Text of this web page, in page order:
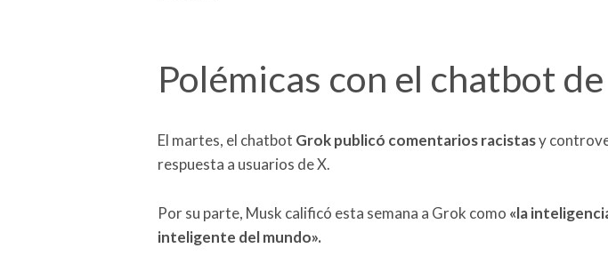
Polémicas con el chatbot
El martes, el chatbot Grok publicó comentarios racistasy
respuesta a usuarios de X.
Por su parte, Musk calificó esta semana a Grok como «la
inteligente del mundo».